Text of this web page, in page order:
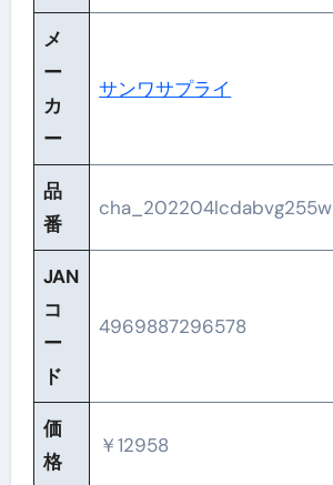
メ
ー
カ
ー
サンワサプライ
品
番
cha_202204lcdabvg255w
JAN
コ
ー
ド
4969887296578
価
格
￥12958